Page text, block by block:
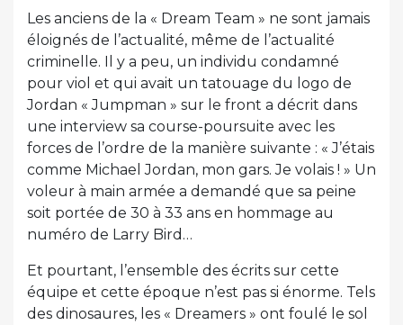
Les anciens de la « Dream Team » ne sont jamais
éloignés de l’actualité, même de l’actualité
criminelle. Il y a peu, un individu condamné
pour viol et qui avait un tatouage du logo de
Jordan « Jumpman » sur le front a décrit dans
une interview sa course-poursuite avec les
forces de l’ordre de la manière suivante : « J’étais
comme Michael Jordan, mon gars. Je volais ! » Un
voleur à main armée a demandé que sa peine
soit portée de 30 à 33 ans en hommage au
numéro de Larry Bird…
Et pourtant, l’ensemble des écrits sur cette
équipe et cette époque n’est pas si énorme. Tels
des dinosaures, les « Dreamers » ont foulé le sol